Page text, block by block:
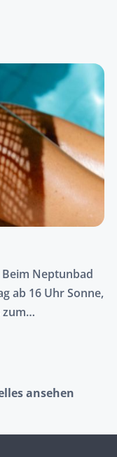
Neptunbad
ab 16 Uhr Sonne,
zum
ansehen